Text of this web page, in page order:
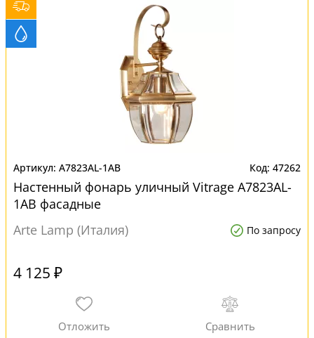
A7823AL-1AB 47262
Настенный фонарь уличный Vitrage A7823AL-
1AB фасадные
Arte Lamp (Италия)
По запросу
4 125 ₽